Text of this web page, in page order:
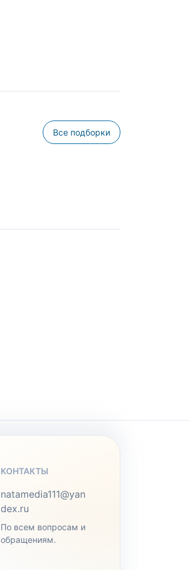
Все подборки
КОНТАКТЫ
natamedia111@yan
dex.ru
По всем вопросам и
обращениям.